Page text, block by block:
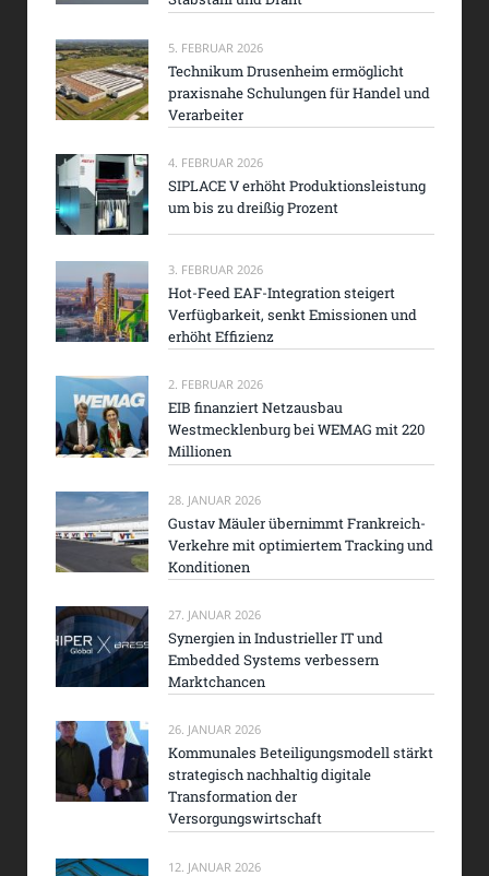
5. FEBRUAR 2026
Technikum Drusenheim ermöglicht
praxisnahe Schulungen für Handel und
Verarbeiter
4. FEBRUAR 2026
SIPLACE V erhöht Produktionsleistung
um bis zu dreißig Prozent
3. FEBRUAR 2026
Hot-Feed EAF-Integration steigert
Verfügbarkeit, senkt Emissionen und
erhöht Effizienz
2. FEBRUAR 2026
EIB finanziert Netzausbau
Westmecklenburg bei WEMAG mit 220
Millionen
28. JANUAR 2026
Gustav Mäuler übernimmt Frankreich-
Verkehre mit optimiertem Tracking und
Konditionen
27. JANUAR 2026
Synergien in Industrieller IT und
Embedded Systems verbessern
Marktchancen
26. JANUAR 2026
Kommunales Beteiligungsmodell stärkt
strategisch nachhaltig digitale
Transformation der
Versorgungswirtschaft
12. JANUAR 2026